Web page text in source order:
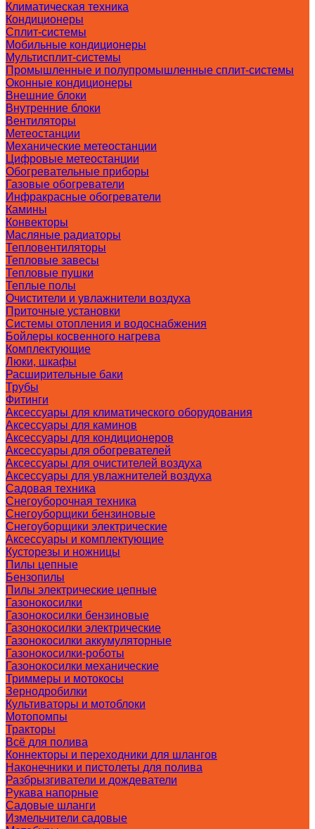
Климатическая техника
Кондиционеры
Сплит-системы
Мобильные кондиционеры
Мультисплит-системы
Промышленные и полупромышленные сплит-системы
Оконные кондиционеры
Внешние блоки
Внутренние блоки
Вентиляторы
Метеостанции
Механические метеостанции
Цифровые метеостанции
Обогревательные приборы
Газовые обогреватели
Инфракрасные обогреватели
Камины
Конвекторы
Масляные радиаторы
Тепловентиляторы
Тепловые завесы
Тепловые пушки
Теплые полы
Очистители и увлажнители воздуха
Приточные установки
Системы отопления и водоснабжения
Бойлеры косвенного нагрева
Комплектующие
Люки, шкафы
Расширительные баки
Трубы
Фитинги
Аксессуары для климатического оборудования
Аксессуары для каминов
Аксессуары для кондиционеров
Аксессуары для обогревателей
Аксессуары для очистителей воздуха
Аксессуары для увлажнителей воздуха
Садовая техника
Снегоуборочная техника
Снегоуборщики бензиновые
Снегоуборщики электрические
Аксессуары и комплектующие
Кусторезы и ножницы
Пилы цепные
Бензопилы
Пилы электрические цепные
Газонокосилки
Газонокосилки бензиновые
Газонокосилки электрические
Газонокосилки аккумуляторные
Газонокосилки-роботы
Газонокосилки механические
Триммеры и мотокосы
Зернодробилки
Культиваторы и мотоблоки
Мотопомпы
Тракторы
Всё для полива
Коннекторы и переходники для шлангов
Наконечники и пистолеты для полива
Разбрызгиватели и дождеватели
Рукава напорные
Садовые шланги
Измельчители садовые